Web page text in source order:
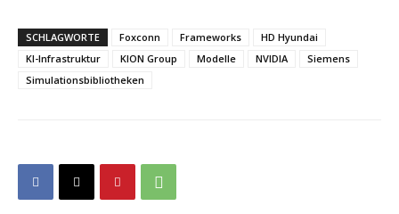
SCHLAGWORTE Foxconn Frameworks
HD Hyundai
KI-Infrastruktur
KION Group Modelle NVIDIA
Siemens
Simulationsbibliotheken